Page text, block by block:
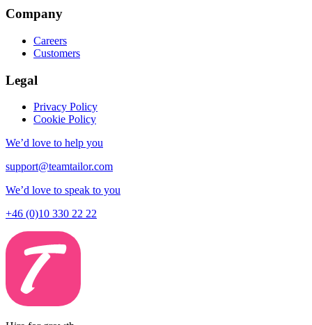
Company
Careers
Customers
Legal
Privacy Policy
Cookie Policy
We’d love to help you
support@teamtailor.com
We’d love to speak to you
+46 (0)10 330 22 22